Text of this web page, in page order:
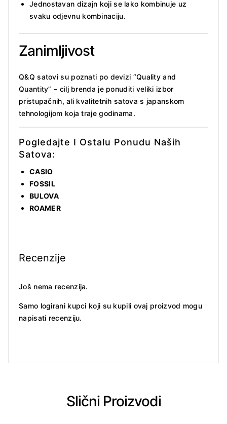
Jednostavan dizajn koji se lako kombinuje uz
svaku odjevnu kombinaciju.
Zanimljivost
Q&Q satovi su poznati po devizi “Quality and
Quantity” – cilj brenda je ponuditi veliki izbor
pristupačnih, ali kvalitetnih satova s japanskom
tehnologijom koja traje godinama.
Pogledajte I Ostalu Ponudu Naših
Satova:
CASIO
FOSSIL
BULOVA
ROAMER
Recenzije
Još nema recenzija.
Samo logirani kupci koji su kupili ovaj proizvod mogu
napisati recenziju.
Slični Proizvodi